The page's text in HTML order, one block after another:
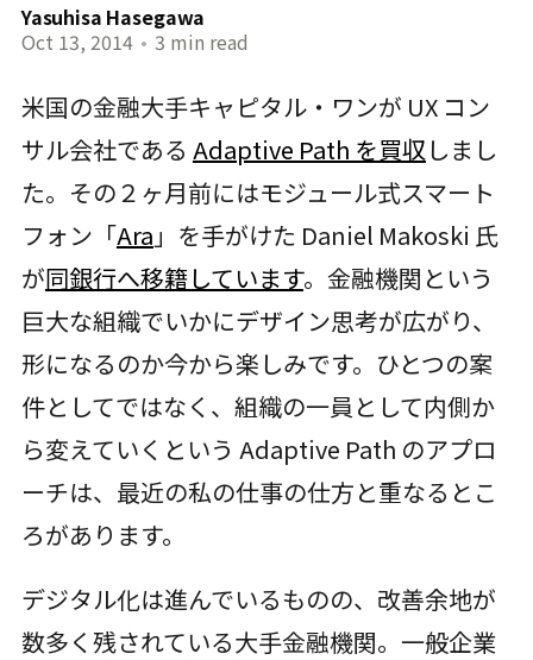
Yasuhisa Hasegawa
Oct 13, 2014 • 3 min read
米国の金融大手キャピタル・ワンが UX コン
サル会社である Adaptive Path を買収しまし
た。その２ヶ月前にはモジュール式スマート
フォン「Ara 」を手がけた Daniel Makoski 氏
が同銀行へ移籍しています。金融機関という
巨大な組織でいかにデザイン思考が広がり、
形になるのか今から楽しみです。ひとつの案
件としてではなく、組織の一員として内側か
ら変えていくという Adaptive Path のアプロ
ーチは、最近の私の仕事の仕方と重なるとこ
ろがあります。
デジタル化は進んでいるものの、改善余地が
数多く残されている大手金融機関。一般企業